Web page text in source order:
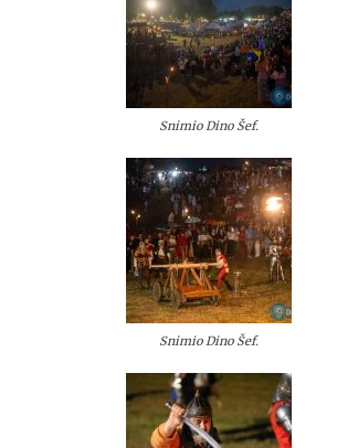
Snimio Dino Šef.
Snimio Dino Šef.